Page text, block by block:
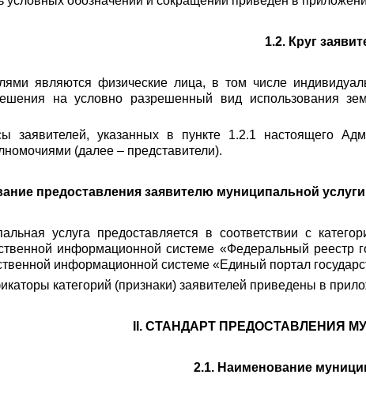
1.2. Круг
являются физические лица, в том числе
на условно разрешенный вид использования
заявителей, указанных в пункте 1.2.1 настоящего
(далее – представители).
предоставления заявителю муниципальной
услуга предоставляется в соответствии с
информационной системе «Федеральный
информационной системе «Единый портал
категорий (признаки) заявителей приведены в
II. СТАНДАРТ ПРЕДОСТАВЛЕНИЯ
2.1. Наименование